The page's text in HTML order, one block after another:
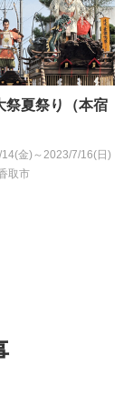
祭夏祭り（本宿
金)～2023/7/16(日)
取市